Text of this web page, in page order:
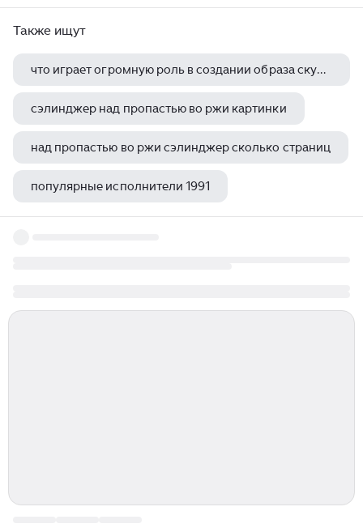
Также ищут
что играет огромную роль в создании образа скульптуры
сэлинджер над пропастью во ржи картинки
над пропастью во ржи сэлинджер сколько страниц
популярные исполнители 1991